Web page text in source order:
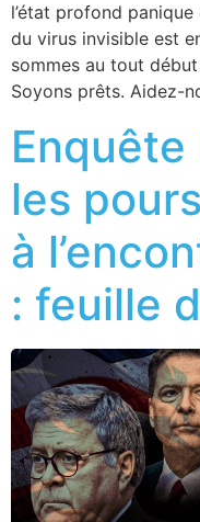
l’état profond
du virus invisible est
sommes au tout
Soyons prêts. Aidez-
Enquête
les
à
: feuille